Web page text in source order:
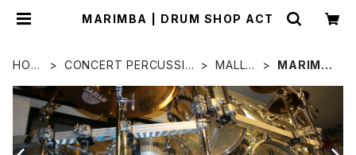
MARIMBA | DRUM SHOP ACT
HOM
CONCERT PERCUSSIO
MALLE
MARIMB